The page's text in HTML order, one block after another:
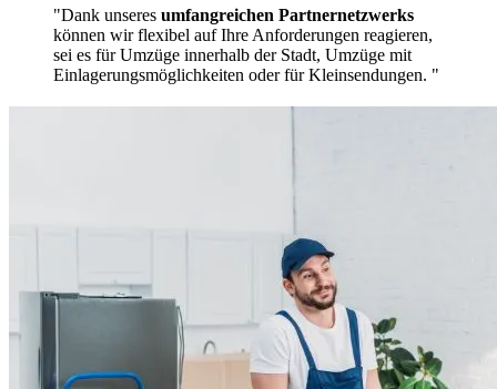
"Dank unseres umfangreichen Partnernetzwerks
können wir flexibel auf Ihre Anforderungen reagieren,
sei es für Umzüge innerhalb der Stadt, Umzüge mit
Einlagerungsmöglichkeiten oder für Kleinsendungen. "